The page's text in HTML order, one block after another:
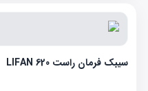
سیبک فرمان راست LIFAN 620